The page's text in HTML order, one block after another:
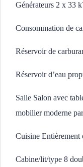
Générateurs 2 x 33
Consommation de
Réservoir de
Réservoir d’eau
Salle Salon avec
mobilier moderne
Cuisine Entièrement
Cabine/lit/type 8